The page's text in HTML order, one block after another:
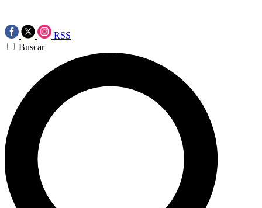
RSS
Buscar